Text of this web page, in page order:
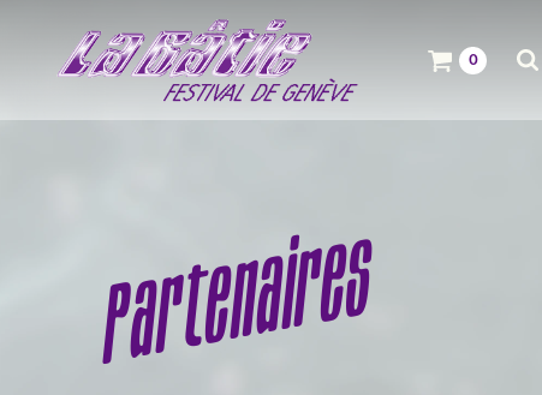
Partenaires
0